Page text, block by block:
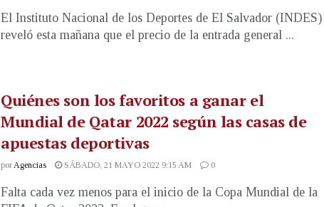
El Instituto Nacional de los Deportes de El Salvador (INDES)
reveló esta mañana que el precio de la entrada general ...
Quiénes son los favoritos a ganar el
Mundial de Qatar 2022 según las casas de
apuestas deportivas
porAgencias SÁBADO, 21 MAYO 2022 9:15 AM 0
Falta cada vez menos para el inicio de la Copa Mundial de la